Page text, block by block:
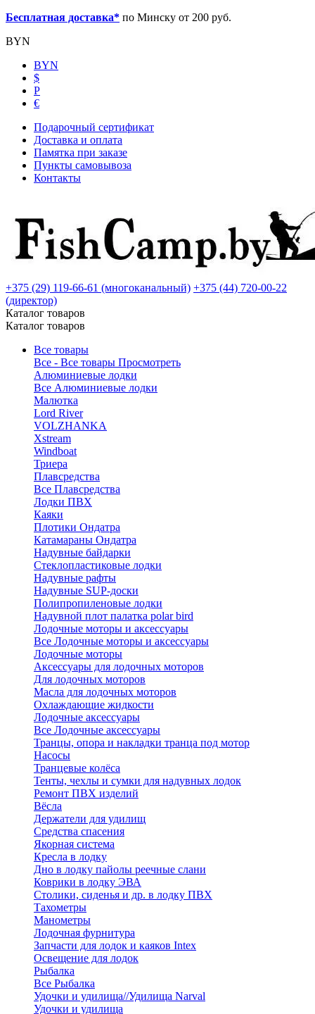
Бесплатная доставка* по Минску от 200 руб.
BYN
BYN
$
Р
€
Подарочный сертификат
Доставка и оплата
Памятка при заказе
Пункты самовывоза
Контакты
+375 (29) 119-66-61 (многоканальный) +375 (44) 720-00-22
(директор)
Каталог товаров
Каталог товаров
Все товары
Все - Все товары Просмотреть
Алюминиевые лодки
Все Алюминиевые лодки
Малютка
Lord River
VOLZHANKA
Xstream
Windboat
Триера
Плавсредства
Все Плавсредства
Лодки ПВХ
Каяки
Плотики Ондатра
Катамараны Ондатра
Надувные байдарки
Стеклопластиковые лодки
Надувные рафты
Надувные SUP-доски
Полипропиленовые лодки
Надувной плот палатка polar bird
Лодочные моторы и аксессуары
Все Лодочные моторы и аксессуары
Лодочные моторы
Аксессуары для лодочных моторов
Для лодочных моторов
Масла для лодочных моторов
Охлаждающие жидкости
Лодочные аксессуары
Все Лодочные аксессуары
Транцы, опора и накладки транца под мотор
Насосы
Транцевые колёса
Тенты, чехлы и сумки для надувных лодок
Ремонт ПВХ изделий
Вёсла
Держатели для удилищ
Средства спасения
Якорная система
Кресла в лодку
Дно в лодку пайолы реечные слани
Коврики в лодку ЭВА
Столики, сиденья и др. в лодку ПВХ
Тахометры
Манометры
Лодочная фурнитура
Запчасти для лодок и каяков Intex
Освещение для лодок
Рыбалка
Все Рыбалка
Удочки и удилища//Удилища Narval
Удочки и удилища